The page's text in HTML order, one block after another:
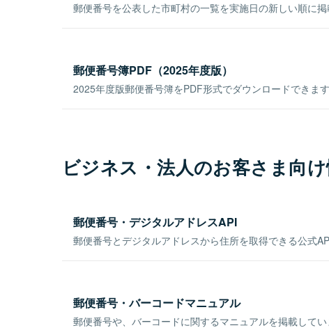
郵便番号を公表した市町村の一覧を実施日の新しい順に掲
郵便番号簿PDF（2025年度版）
2025年度版郵便番号簿をPDF形式でダウンロードできます
ビジネス・法人のお客さま向
郵便番号・デジタルアドレスAPI
郵便番号とデジタルアドレスから住所を取得できる公式
郵便番号・バーコードマニュアル
郵便番号や、バーコードに関するマニュアルを掲載してい